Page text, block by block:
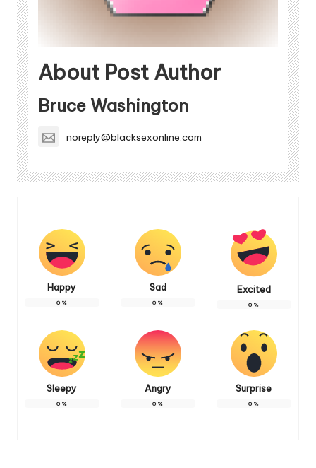
About Post Author
Bruce Washington
noreply@blacksexonline.com
Happy
0%
Sad
0%
Excited
0%
Sleepy
0%
Angry
0%
Surprise
0%